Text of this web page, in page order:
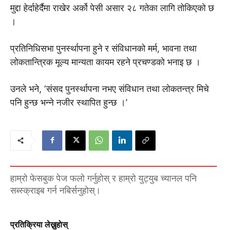
मुद्दा हेर्दाहेर्दैमा राखेर अर्को पेसी असार २८ गतेका लागि तोकिएको छ
।
प्रतिनिधिसभा पुनर्स्थापना हुने र संविधानको मर्म, भावना तथा
लोकतान्त्रिक मूल्य मान्यता कायम रहने प्रचण्डकाे भनाइ छ ।
उनले भने, ‘संसद पुनर्स्थापना नभए संविधान तथा लोकतन्त्र मिचे
पनि हुन्छ भन्ने नजीर स्थापित हुन्छ ।’
हाम्रो फेसबुक पेज फलो गर्नुहोस् र हाम्रो युट्युब च्यानल पनि
सब्स्क्राइब गर्न नबिर्सनुहोस्।
प्रतिक्रिया लेख्नुहाेस्